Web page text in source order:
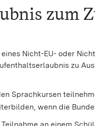
zum
Nicht-EU- oder
zu
Sprachkursen
wenn die